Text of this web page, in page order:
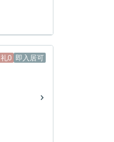
礼0 即入居可